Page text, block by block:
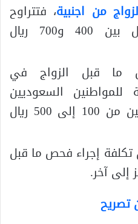
من اجنبية، فتتراوح
قيمة رسوم التحليل بين 400 و700 ريال
ما قبل الزواج في
للمواطنين السعوديين
وغيرهم من المواطنين من 100 إلى 500 ريال
تكلفة إجراء فحص ما قبل
إلى آخر.
تصريح